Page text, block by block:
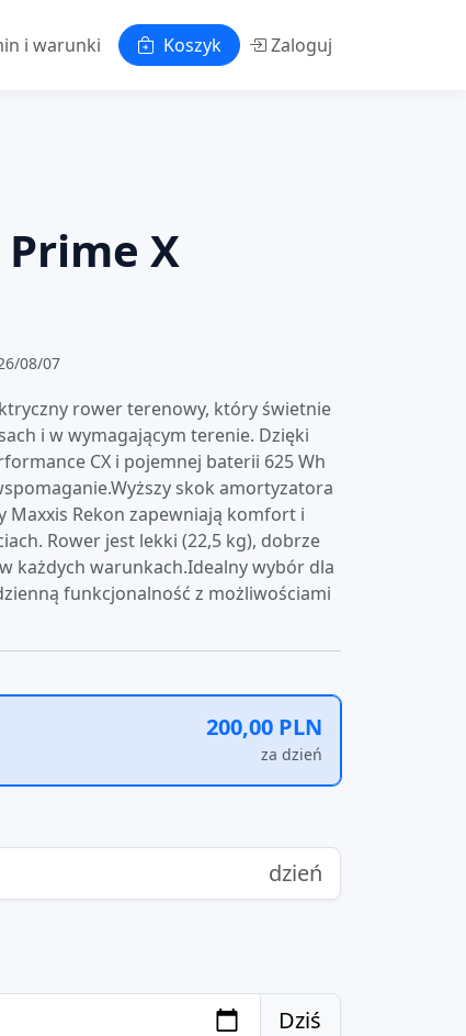
i warunki Koszyk Zaloguj
X
08/07
rower terenowy, który świetnie
i w wymagającym terenie. Dzięki
CX i pojemnej baterii 625 Wh
skok amortyzatora
Maxxis Rekon zapewniają komfort i
Rower jest lekki (22,5 kg), dobrze
każdych warunkach.Idealny wybór dla
funkcjonalność z możliwościami
200,00 PLN
za dzień
dzień
Dziś